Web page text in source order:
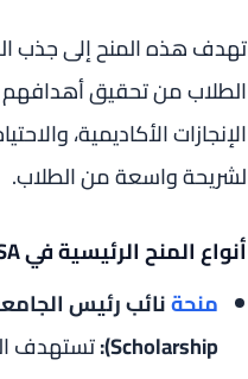
تهدف هذه المنح إلى جذب
الطلاب من تحقيق أهدافهم
الإنجازات الأكاديمية،
لشريحة واسعة من الطلاب.
أنواع المنح الرئيسية في UniSA
منحة
Scholarship): تستهدف